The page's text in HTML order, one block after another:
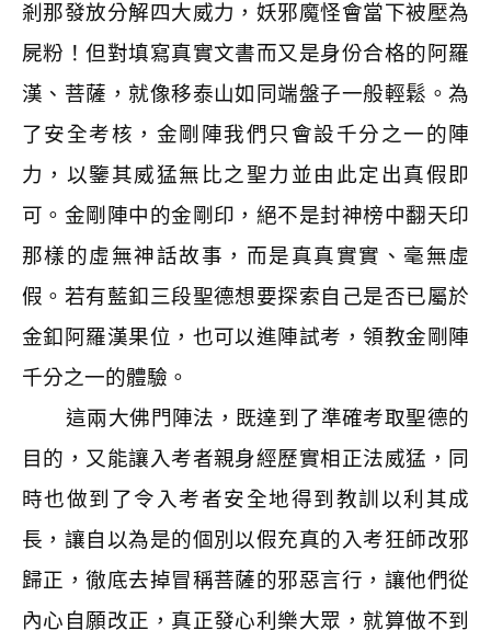
剎那發放分解四大威力，妖邪魔怪會當下被壓為
屍粉！但對填寫真實文書而又是身份合格的阿羅
漢、菩薩，就像移泰山如同端盤子一般輕鬆。為
了安全考核，金剛陣我們只會設千分之一的陣
力，以鑒其威猛無比之聖力並由此定出真假即
可。金剛陣中的金剛印，絕不是封神榜中翻天印
那樣的虛無神話故事，而是真真實實、毫無虛
假。若有藍釦三段聖德想要探索自己是否已屬於
金釦阿羅漢果位，也可以進陣試考，領教金剛陣
千分之一的體驗。
這兩大佛門陣法，既達到了準確考取聖德的
目的，又能讓入考者親身經歷實相正法威猛，同
時也做到了令入考者安全地得到教訓以利其成
長，讓自以為是的個別以假充真的入考狂師改邪
歸正，徹底去掉冒稱菩薩的邪惡言行，讓他們從
內心自願改正，真正發心利樂大眾，就算做不到